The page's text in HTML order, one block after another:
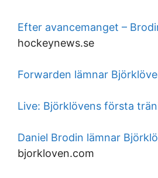
Efter avancemanget –
hockeynews.se
Forwarden lämnar
Live: Björklövens första
Daniel Brodin lämnar
bjorkloven.com